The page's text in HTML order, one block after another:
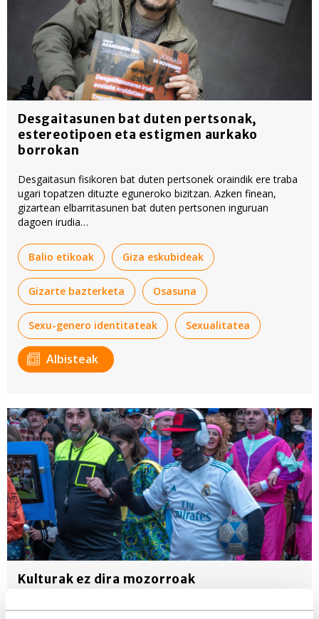
Desgaitasunen bat duten pertsonak,
estereotipoen eta estigmen aurkako
borrokan
Desgaitasun fisikoren bat duten pertsonek oraindik ere traba
ugari topatzen dituzte eguneroko bizitzan. Azken finean,
gizartean elbarritasunen bat duten pertsonen inguruan
dagoen irudia
salatu dute.
Balio etikoak Giza eskubideak
Gizarte bazterketa Osasuna
Sexu-genero identitateak Sexualitatea
Albisteak
Kulturak ez dira mozorroak
Inauteri garaia da. Besta ez da jai, ordea, batzuen mozorroak